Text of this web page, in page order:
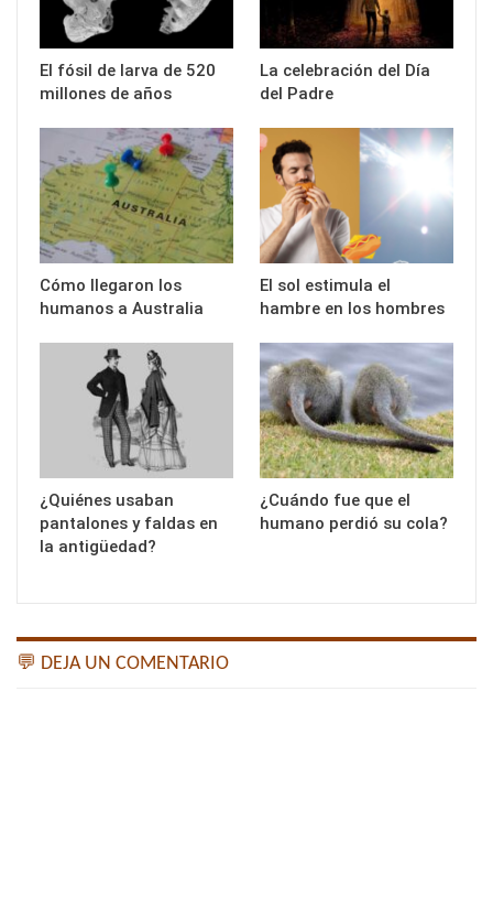
El fósil de larva de 520
millones de años
La celebración del Día
del Padre
Cómo llegaron los
humanos a Australia
El sol estimula el
hambre en los hombres
¿Quiénes usaban
pantalones y faldas en
la antigüedad?
¿Cuándo fue que el
humano perdió su cola?
💬 DEJA UN COMENTARIO